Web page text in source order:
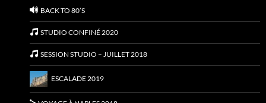
BACK TO 80’S
STUDIO CONFINÉ 2020
SESSION STUDIO – JUILLET 2018
ESCALADE 2019